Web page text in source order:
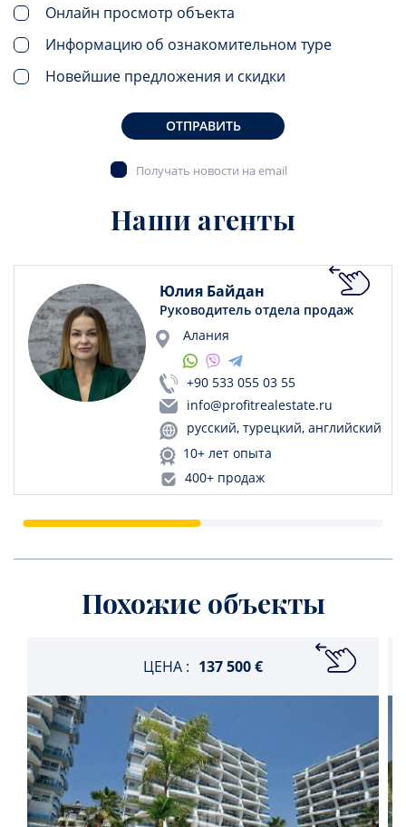
Онлайн просмотр объекта
Информацию об ознакомительном туре
Новейшие предложения и скидки
ОТПРАВИТЬ
Получать новости на email
Наши агенты
Юлия Байдан
Руководитель отдела продаж
Алания
+90 533 055 03 55
info@profitrealestate.ru
русский, турецкий, английский
10+ лет опыта
400+ продаж
Похожие объекты
ЦЕНА : 137 500 €